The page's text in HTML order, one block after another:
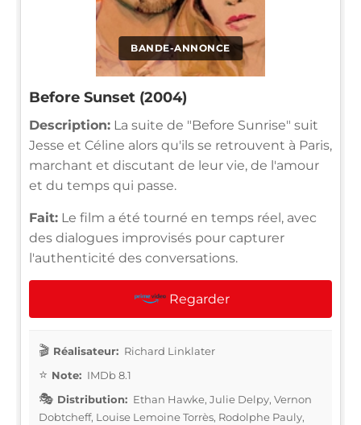
BANDE-ANNONCE
Before Sunset (2004)
Description: La suite de "Before Sunrise" suit
Jesse et Céline alors qu'ils se retrouvent à Paris,
marchant et discutant de leur vie, de l'amour
et du temps qui passe.
Fait: Le film a été tourné en temps réel, avec
des dialogues improvisés pour capturer
l'authenticité des conversations.
Regarder
Réalisateur: Richard Linklater
Note: IMDb 8.1
Distribution: Ethan Hawke, Julie Delpy, Vernon
Dobtcheff, Louise Lemoine Torrès, Rodolphe Pauly,